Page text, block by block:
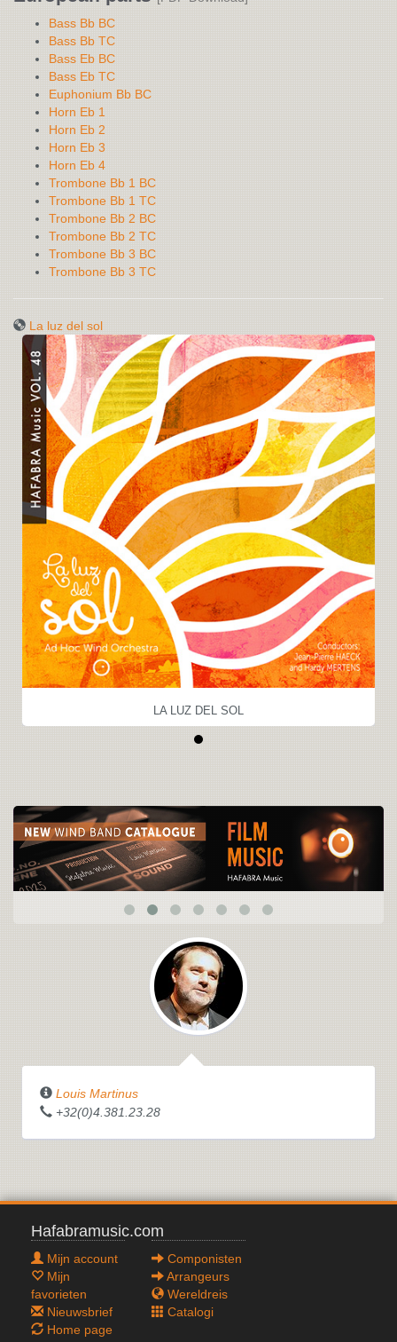
Bass Bb BC
Bass Bb TC
Bass Eb BC
Bass Eb TC
Euphonium Bb BC
Horn Eb 1
Horn Eb 2
Horn Eb 3
Horn Eb 4
Trombone Bb 1 BC
Trombone Bb 1 TC
Trombone Bb 2 BC
Trombone Bb 2 TC
Trombone Bb 3 BC
Trombone Bb 3 TC
La luz del sol
LA LUZ DEL SOL
Louis Martinus
+32(0)4.381.23.28
Hafabramusic.com
Mijn account
Mijn
favorieten
Nieuwsbrief
Home page
Componisten
Arrangeurs
Wereldreis
Catalogi